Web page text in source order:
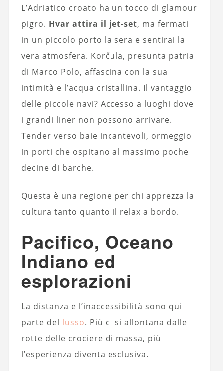
L’Adriatico croato ha un tocco di glamour
pigro. Hvar attira il jet-set, ma fermati
in un piccolo porto la sera e sentirai la
vera atmosfera. Korčula, presunta patria
di Marco Polo, affascina con la sua
intimità e l’acqua cristallina. Il vantaggio
delle piccole navi? Accesso a luoghi dove
i grandi liner non possono arrivare.
Tender verso baie incantevoli, ormeggio
in porti che ospitano al massimo poche
decine di barche.
Questa è una regione per chi apprezza la
cultura tanto quanto il relax a bordo.
Pacifico, Oceano
Indiano ed
esplorazioni
La distanza e l’inaccessibilità sono qui
parte del lusso. Più ci si allontana dalle
rotte delle crociere di massa, più
l’esperienza diventa esclusiva.